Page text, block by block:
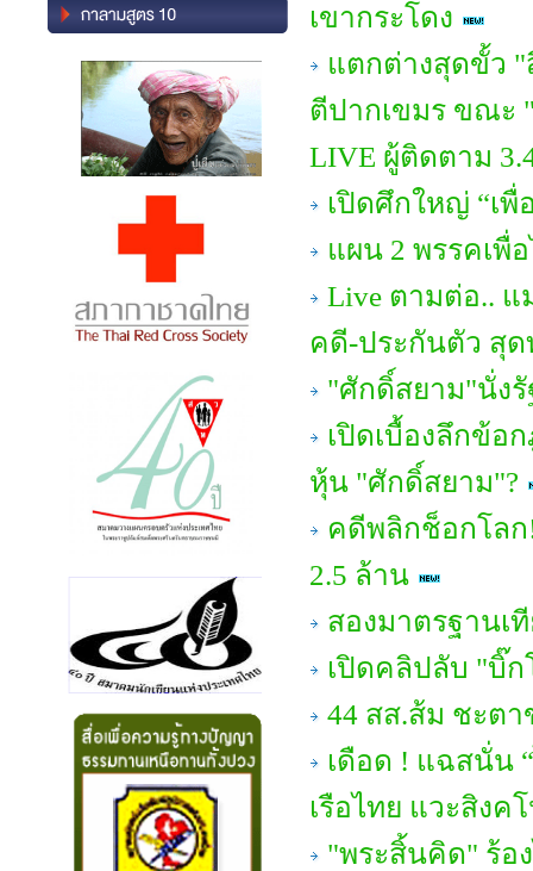
เขากระโดง
แตกต่างสุดขั้ว
ตีปากเขมร ขณะ
LIVE ผู้ติดตาม
เปิดศึกใหญ่ “เพื่
แผน 2 พรรคเพื่
Live ตามต่อ.. แ
คดี-ประกันตัว สุ
"ศักดิ์สยาม"นั่ง
เปิดเบื้องลึกข้อ
หุ้น "ศักดิ์สยาม"?
คดีพลิกช็อกโลก
2.5 ล้าน
สองมาตรฐานเ
เปิดคลิปลับ "บิ๊ก
44 สส.ส้ม ชะต
เดือด ! แฉสนั่น
เรือไทย แวะสิงค
"พระสิ้นคิด" ร้อ